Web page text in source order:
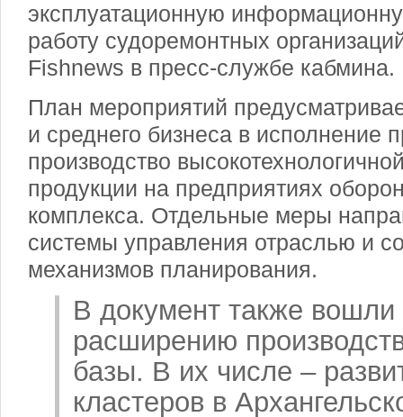
эксплуатационную
работу судоремонтных
Fishnews в пресс-службе кабмина.
План мероприятий
и среднего бизнеса в исполнение
производство
продукции на предприятиях
комплекса. Отдельные меры
системы управления отраслью и
механизмов планирования.
В документ также
расширению
базы. В их числе –
кластеров в